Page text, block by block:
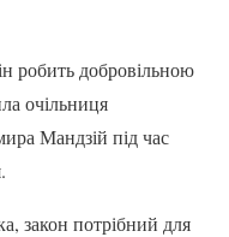
робить добровільною
очільниця
Мандзій під час
закон потрібний для